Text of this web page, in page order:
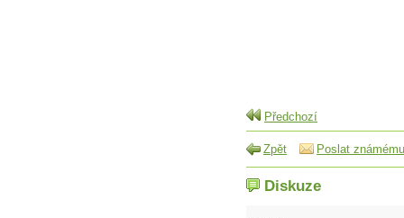
Předchozí
Zpět Poslat známému
Diskuze